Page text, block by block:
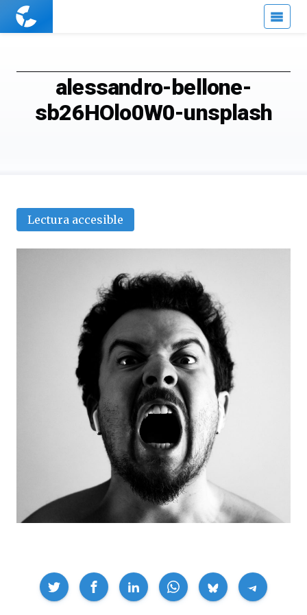
Cuaderno
alessandro-bellone-
sb26HOlo0W0-unsplash
Lectura accesible
Compartir